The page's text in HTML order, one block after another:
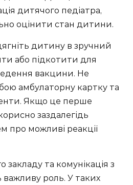
дитячого педіатра,
оцінити стан дитини.
дитину в зручний
або підкотити для
вакцини. Не
амбулаторну картку та
Якщо це перше
заздалегідь
про можливі реакції
та комунікація з
важливу роль. У таких